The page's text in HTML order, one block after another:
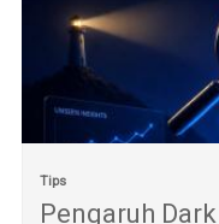
Tips
Pengaruh